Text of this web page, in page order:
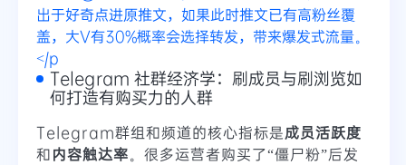
出于好奇点进原推文，如果此时推文已有高粉丝覆
盖，大V有30%概率会选择转发，带来爆发式流量。
</p
Telegram 社群经济学：刷成员与刷浏览如
何打造有购买力的人群
Telegram群组和频道的核心指标是成员活跃度
和内容触达率。很多运营者购买了“僵尸粉”后发